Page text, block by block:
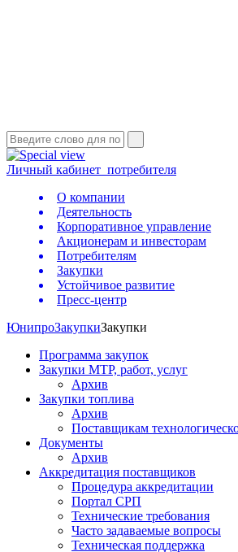
Личный кабинет потребителя
О компании
Деятельность
Корпоративное управление
Акционерам и инвесторам
Потребителям
Закупки
Устойчивое развитие
Пресс-центр
ЮнипроЗакупкиЗакупки
Программа закупок
Закупки МТР, работ, услуг
Архив
Закупки топлива
Архив
Поставщикам
Документы
Архив
Аккредитация поставщиков
Процедура аккредитации
Портал СРП
Технические требования
Часто задаваемые вопросы
Техническая поддержка